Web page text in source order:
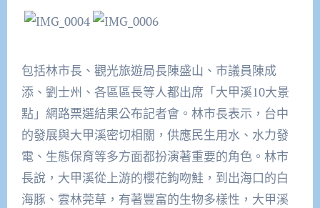
包括林市長、觀光旅遊局長陳盛山、市議員陳成
添、劉士州、各區區長等人都出席「大甲溪10大景
點」網路票選結果公布記者會。林市長表示，台中
的發展與大甲溪密切相關，供應民生用水、水力發
電、生態保育等多方面都扮演著重要的角色。林市
長說，大甲溪從上游的櫻花鉤吻鮭，到出海口的白
海豚、雲林莞草，有著豐富的生物多樣性，大甲溪